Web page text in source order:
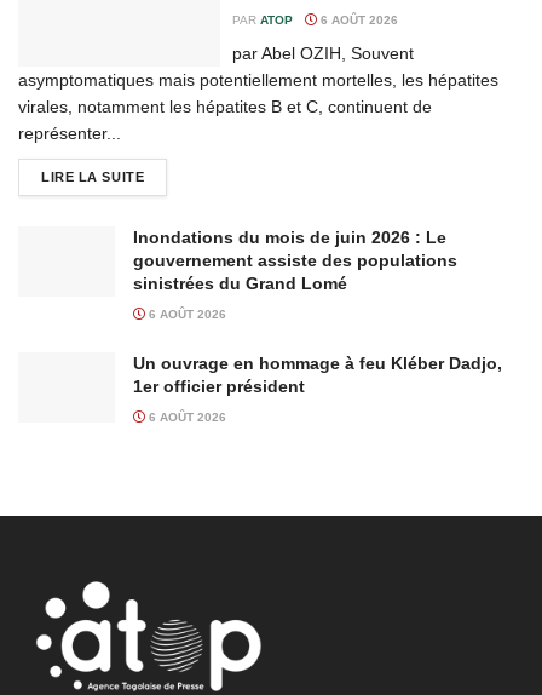
PAR ATOP 6 AOÛT 2026
par Abel OZIH, Souvent
asymptomatiques mais potentiellement mortelles, les hépatites
virales, notamment les hépatites B et C, continuent de
représenter...
LIRE LA SUITE
Inondations du mois de juin 2026 : Le
gouvernement assiste des populations
sinistrées du Grand Lomé
6 AOÛT 2026
Un ouvrage en hommage à feu Kléber Dadjo,
1er officier président
6 AOÛT 2026